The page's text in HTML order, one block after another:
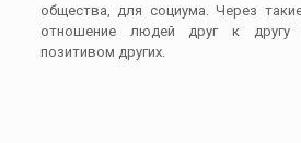
общества, для социума. Через
отношение людей друг к
позитивом других.